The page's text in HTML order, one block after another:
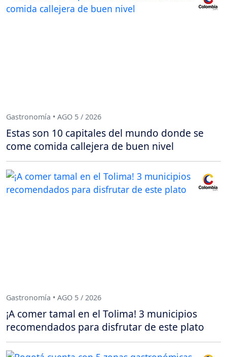
Gastronomía • AGO 5 / 2026
Estas son 10 capitales del mundo donde se
come comida callejera de buen nivel
Gastronomía • AGO 5 / 2026
¡A comer tamal en el Tolima! 3 municipios
recomendados para disfrutar de este plato